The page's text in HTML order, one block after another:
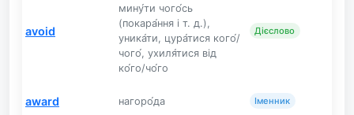
avoid
мину́ти чого́сь
(покара́ння і т. д.),
уника́ти, цура́тися кого́/
чого́, ухиля́тися від
ко́го/чо́го
Дієслово
award нагоро́да Іменник